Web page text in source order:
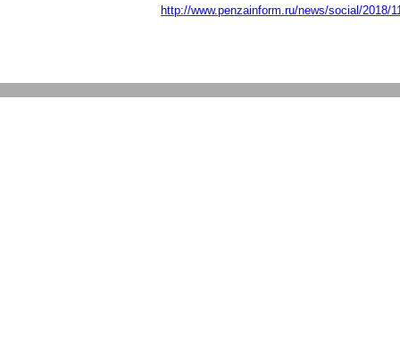
http://www.penzainform.ru/news/social/2018/